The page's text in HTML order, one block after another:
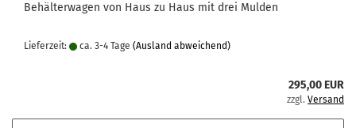
Behälterwagen von Haus zu Haus mit drei Mulden
Lieferzeit: ca. 3-4 Tage (Ausland abweichend)
295,00 EUR
zzgl. Versand